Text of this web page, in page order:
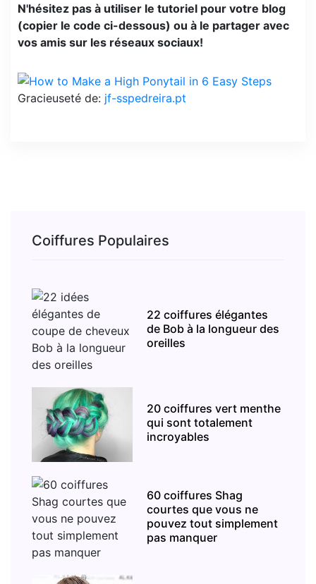
N'hésitez pas à utiliser le tutoriel pour votre blog
(copier le code ci-dessous) ou à le partager avec
vos amis sur les réseaux sociaux!
Gracieuseté de: jf-sspedreira.pt
Coiffures Populaires
22 coiffures élégantes
de Bob à la longueur des
oreilles
20 coiffures vert menthe
qui sont totalement
incroyables
60 coiffures Shag
courtes que vous ne
pouvez tout simplement
pas manquer